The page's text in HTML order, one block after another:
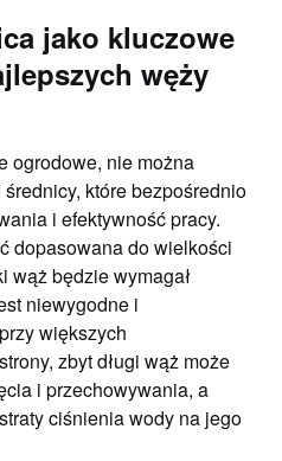
jako kluczowe
węży
ogrodowe, nie można
które bezpośrednio
i efektywność pracy.
dopasowana do wielkości
wąż będzie wymagał
niewygodne i
większych
zbyt długi wąż może
i przechowywania, a
ciśnienia wody na jego